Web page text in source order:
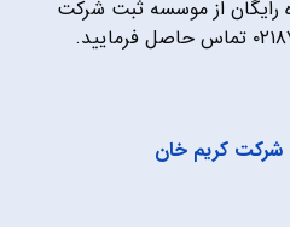
از موسسه ثبت شرکت
کریم خان